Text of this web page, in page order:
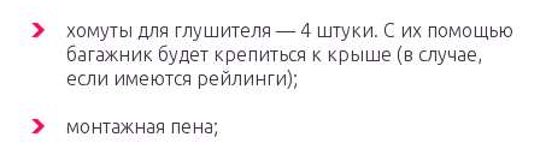
хомуты для глушителя — 4 штуки. С их помощью
багажник будет крепиться к крыше (в случае,
если имеются рейлинги);
монтажная пена;